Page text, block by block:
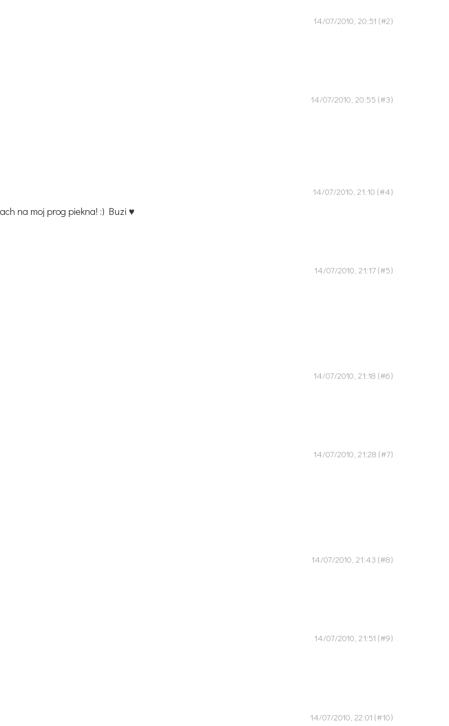
14/07/2010, 20:51
14/07/2010, 20:55
14/07/2010, 21:10
na moj prog piekna! :) Buzi ♥
14/07/2010, 21:17
14/07/2010, 21:18
14/07/2010, 21:28
14/07/2010, 21:43
14/07/2010, 21:51
14/07/2010, 22:01